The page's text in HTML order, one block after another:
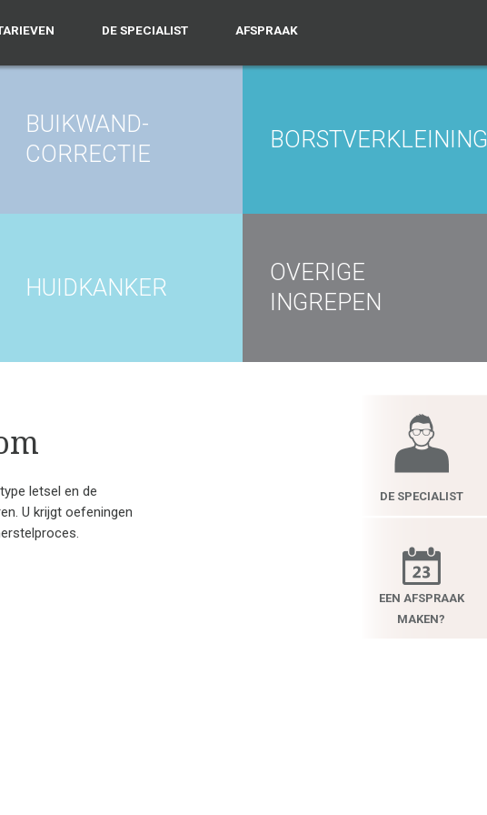
DE SPECIALIST AFSPRAAK
BUIKWAND-
CORRECTIE
HUIDKANKER
OVERIGE
INGREPEN
DE SPECIALIST
EEN AFSPRAAK
MAKEN?
letsel en de
U krijgt oefeningen